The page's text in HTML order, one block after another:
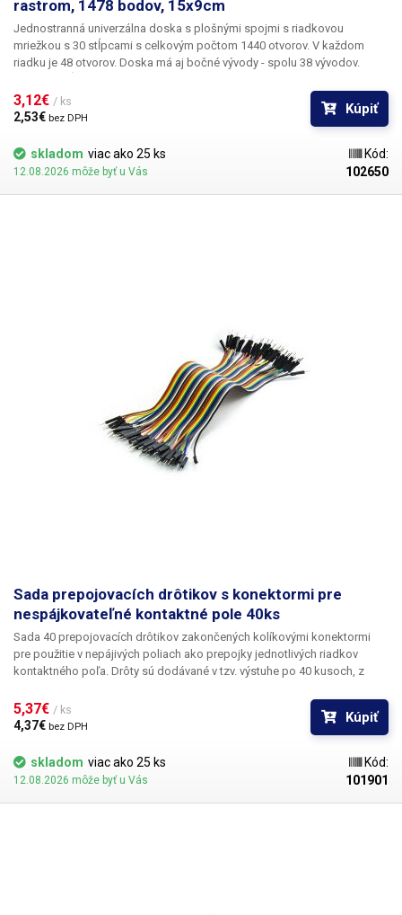
rastrom, 1478 bodov, 15x9cm
Jednostranná univerzálna doska s plošnými spojmi s riadkovou
mriežkou s 30 stĺpcami s celkovým počtom 1440 otvorov. V každom
riadku je 48 otvorov. Doska má aj bočné vývody - spolu 38 vývodov.
15x9cm. Univerzálna vŕtaná doska plošných spojov cuprexcard ponúka
jednoduchú, lacnú a predovšetkým rýchlu možnosť tvorby plošných
spojov bez potreby zložitého navrhovania, leptania a vŕtania. Predvŕtanú
DPS jednoducho osadíte súčiastkami, spájkujete ich a vytvoríte medzi
nimi cínovú cestu prepojením jednotlivých bodov alebo drôtených
prepojok. V porovnaní so sústavami bez spájkovania ponúka toto
riešenie väčšiu stabilitu a spoľahlivosť.
3,12€ / ks
2,53€ bez DPH
Kúpiť
skladom viac ako 25 ks
12.08.2026 môže byť u Vás
Kód:
102650
Sada prepojovacích drôtikov s konektormi pre
nespájkovateľné kontaktné pole 40ks
Sada 40 prepojovacích drôtikov zakončených kolíkovými konektormi
pre použitie v nepájivých poliach ako prepojky jednotlivých riadkov
kontaktného poľa. Drôty sú dodávané v tzv. výstuhe po 40 kusoch, z
alebo napr. vo zväzku po niekoľkých vodičoch. Každá výstuha obsahuje
10 farieb po štyroch sériách. Jednoduchá manipulácia. Odporúčame ku
5,37€ / ks
4,37€ bez DPH
Kúpiť
skladom viac ako 25 ks
12.08.2026 môže byť u Vás
Kód:
101901